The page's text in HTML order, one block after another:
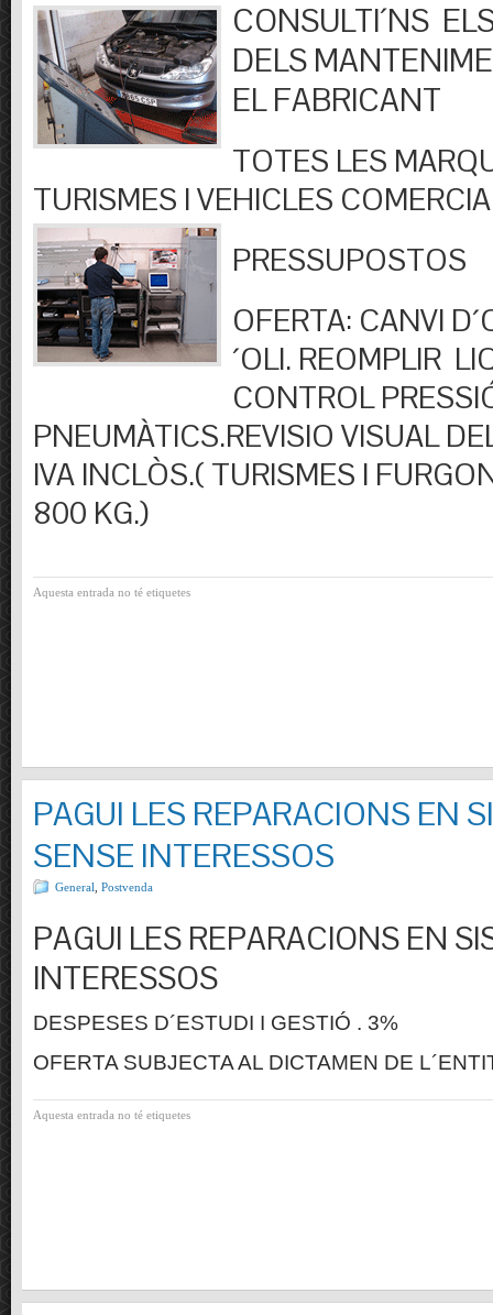
CONSULTI´NS
DELS
EL FABRICANT
TOTES LES
TURISMES I VEHICLES
PRESSUPOSTOS
OFERTA: CANVI
´OLI. REOMPLIR
CONTROL
PNEUMÀTICS.REVISIO VISUAL
IVA INCLÒS.( TURISMES I
800 KG.)
Aquesta entrada no té etiquetes
PAGUI LES REPARACIONS EN
SENSE INTERESSOS
General Postvenda
PAGUI LES REPARACIONS EN
INTERESSOS
DESPESES D´ESTUDI I GESTIÓ . 3%
OFERTA SUBJECTA AL DICTAMEN DE
Aquesta entrada no té etiquetes